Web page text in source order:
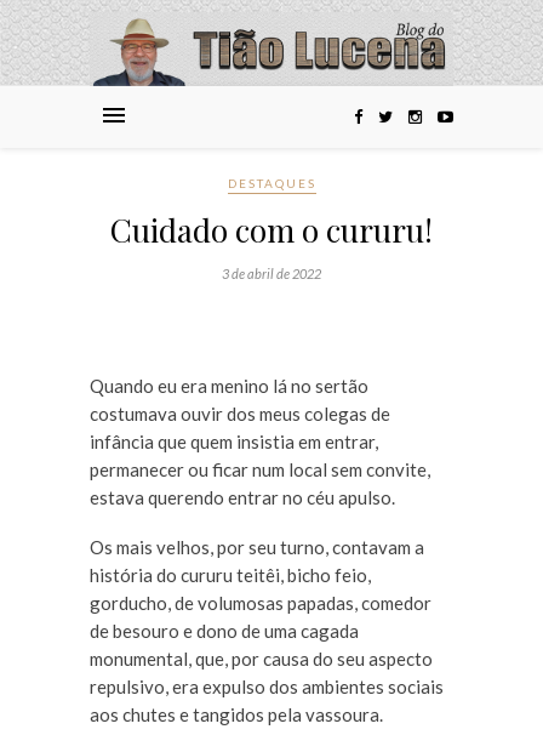
DESTAQUES
Cuidado com o cururu!
3 de abril de 2022
Quando eu era menino lá no sertão
costumava ouvir dos meus colegas de
infância que quem insistia em entrar,
permanecer ou ficar num local sem convite,
estava querendo entrar no céu apulso.
Os mais velhos, por seu turno, contavam a
história do cururu teitêi, bicho feio,
gorducho, de volumosas papadas, comedor
de besouro e dono de uma cagada
monumental, que, por causa do seu aspecto
repulsivo, era expulso dos ambientes sociais
aos chutes e tangidos pela vassoura.